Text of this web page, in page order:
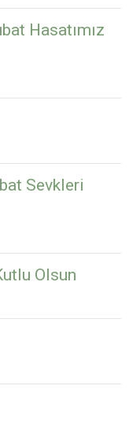
Hasatımız
Sevkleri
Olsun